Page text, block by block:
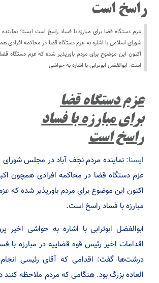
راسخ است
عزم دستگاه قضا برای مبارزه با فساد راسخ است ایسنا:
شورای اسلامی با اشاره به عزم دستگاه قضا در محاکمه افرادی
اکنون این موضوع برای مردم باورپذیر شده که عزم دستگاه قضا
است. ابوالفضل ابوترابی با اشاره به حواشی
عزم دستگاه قضا
برای مبارزه با فساد
راسخ است
ایسنا: نماینده مردم نجف آباد در مجلس شورای
عزم دستگاه قضا در محاکمه افرادی همچون
اکنون این موضوع برای مردم باورپذیر شده که
مبارزه با فساد راسخ است.
ابوالفضل ابوترابی با اشاره به حواشی اخیر
اقدامات اخیر رئیس قوه قضاییه در مبارزه با
درشت‌ها گفت: اقدامی که آقای رئیسی
العاده بزرگ بود. هنگامی که مردم ملاحظه کنند